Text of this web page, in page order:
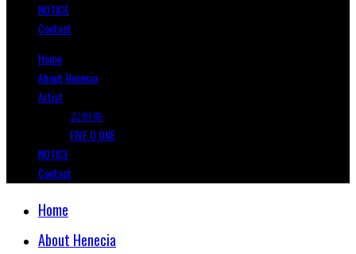
NOTICE
Contact
Home
About Henecia
Artist
김현중
FIVE O ONE
NOTICE
Contact
Home
About Henecia